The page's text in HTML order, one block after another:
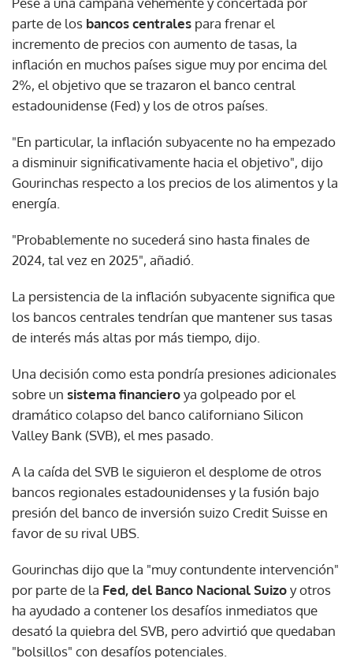
parte de los bancos centrales para frenar el
incremento de precios con aumento de tasas, la
inflación en muchos países sigue muy por encima del
2%, el objetivo que se trazaron el banco central
estadounidense (Fed) y los de otros países.
"En particular, la inflación subyacente no ha empezado
a disminuir significativamente hacia el objetivo", dijo
Gourinchas respecto a los precios de los alimentos y la
energía.
"Probablemente no sucederá sino hasta finales de
2024, tal vez en 2025", añadió.
La persistencia de la inflación subyacente significa que
los bancos centrales tendrían que mantener sus tasas
de interés más altas por más tiempo, dijo.
Una decisión como esta pondría presiones adicionales
sobre un sistema financieroya golpeado por el
dramático colapso del banco californiano Silicon
Valley Bank (SVB), el mes pasado.
A la caída del SVB le siguieron el desplome de otros
bancos regionales estadounidenses y la fusión bajo
presión del banco de inversión suizo Credit Suisse en
favor de su rival UBS.
Gourinchas dijo que la "muy contundente intervención"
por parte de la Fed, del Banco Nacional Suizoy otros
ha ayudado a contener los desafíos inmediatos que
desató la quiebra del SVB, pero advirtió que quedaban
"bolsillos" con desafíos potenciales.